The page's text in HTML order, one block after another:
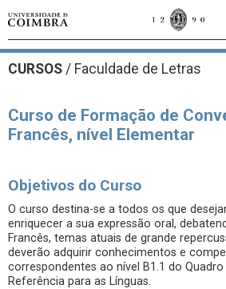
CURSOS / Faculdade de Letras
Curso de Formação de
Francês, nível Elementar
Objetivos do Curso
O curso destina-se a todos os que
enriquecer a sua expressão oral,
Francês, temas atuais de grande
deverão adquirir conhecimentos e
correspondentes ao nível B1.1 do
Referência para as Línguas.